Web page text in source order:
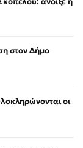
στον Δήμο
οι